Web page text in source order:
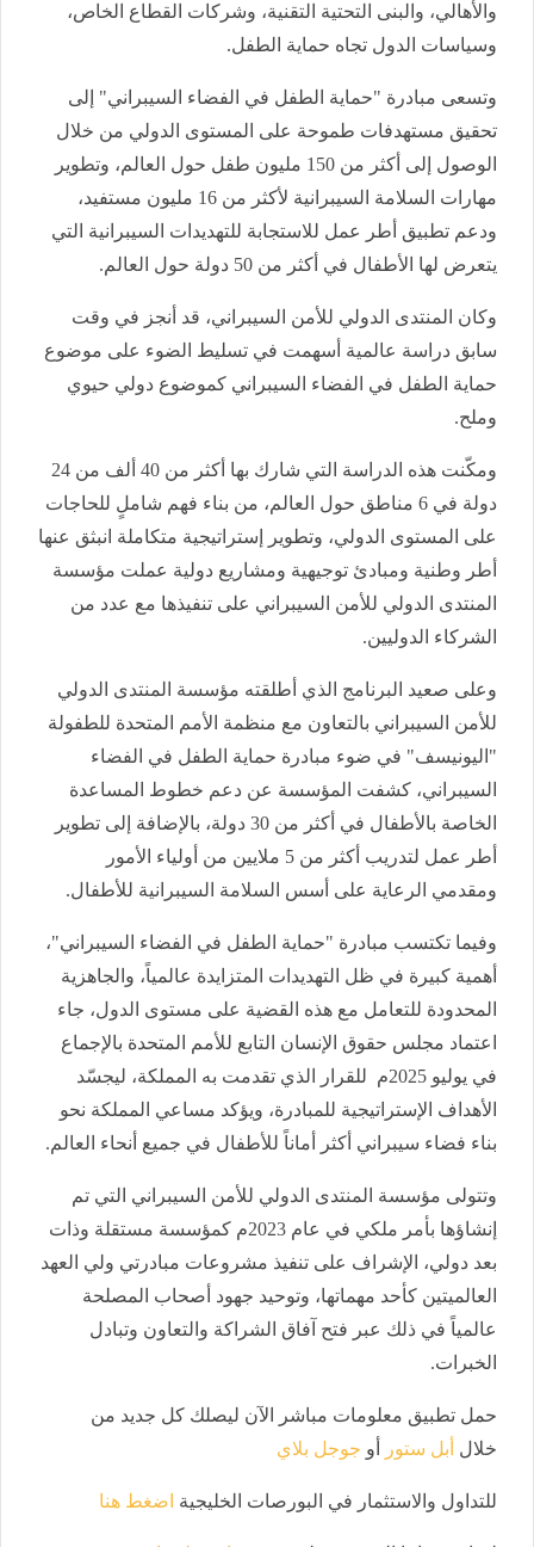
والأهالي، والبنى التحتية التقنية، وشركات القطاع الخاص،
وسياسات الدول تجاه حماية الطفل.
وتسعى مبادرة "حماية الطفل في الفضاء السيبراني" إلى
تحقيق مستهدفات طموحة على المستوى الدولي من خلال
الوصول إلى أكثر من 150 مليون طفل حول العالم، وتطوير
مهارات السلامة السيبرانية لأكثر من 16 مليون مستفيد،
ودعم تطبيق أطر عمل للاستجابة للتهديدات السيبرانية التي
يتعرض لها الأطفال في أكثر من 50 دولة حول العالم.
وكان المنتدى الدولي للأمن السيبراني، قد أنجز في وقت
سابق دراسة عالمية أسهمت في تسليط الضوء على موضوع
حماية الطفل في الفضاء السيبراني كموضوع دولي حيوي
وملح.
ومكّنت هذه الدراسة التي شارك بها أكثر من 40 ألف من 24
دولة في 6 مناطق حول العالم، من بناء فهم شاملٍ للحاجات
على المستوى الدولي، وتطوير إستراتيجية متكاملة انبثق عنها
أطر وطنية ومبادئ توجيهية ومشاريع دولية عملت مؤسسة
المنتدى الدولي للأمن السيبراني على تنفيذها مع عدد من
الشركاء الدوليين.
وعلى صعيد البرنامج الذي أطلقته مؤسسة المنتدى الدولي
للأمن السيبراني بالتعاون مع منظمة الأمم المتحدة للطفولة
"اليونيسف" في ضوء مبادرة حماية الطفل في الفضاء
السيبراني، كشفت المؤسسة عن دعم خطوط المساعدة
الخاصة بالأطفال في أكثر من 30 دولة، بالإضافة إلى تطوير
أطر عمل لتدريب أكثر من 5 ملايين من أولياء الأمور
ومقدمي الرعاية على أسس السلامة السيبرانية للأطفال.
وفيما تكتسب مبادرة "حماية الطفل في الفضاء السيبراني"،
أهمية كبيرة في ظل التهديدات المتزايدة عالمياً، والجاهزية
المحدودة للتعامل مع هذه القضية على مستوى الدول، جاء
اعتماد مجلس حقوق الإنسان التابع للأمم المتحدة بالإجماع
في يوليو 2025م للقرار الذي تقدمت به المملكة، ليجسّد
الأهداف الإستراتيجية للمبادرة، ويؤكد مساعي المملكة نحو
بناء فضاء سيبراني أكثر أماناً للأطفال في جميع أنحاء العالم.
وتتولى مؤسسة المنتدى الدولي للأمن السيبراني التي تم
إنشاؤها بأمر ملكي في عام 2023م كمؤسسة مستقلة وذات
بعد دولي، الإشراف على تنفيذ مشروعات مبادرتي ولي العهد
العالميتين كأحد مهماتها، وتوحيد جهود أصحاب المصلحة
عالمياً في ذلك عبر فتح آفاق الشراكة والتعاون وتبادل
الخبرات.
حمل تطبيق معلومات مباشر الآن ليصلك كل جديد من
خلال أبل ستور أو جوجل بلاي
للتداول والاستثمار في البورصات الخليجية اضغط هنا